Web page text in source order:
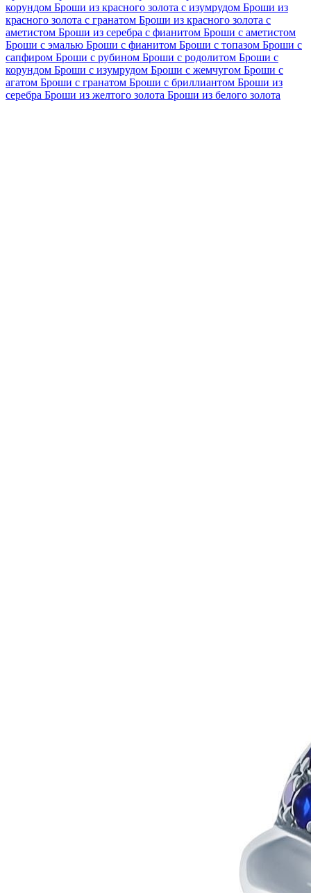
корундом Броши из красного золота с изумрудом Броши из
красного золота с гранатом Броши из красного золота с
аметистом Броши из серебра с фианитом Броши с аметистом
Броши с эмалью Броши с фианитом Броши с топазом Броши с
сапфиром Броши с рубином Броши с родолитом Броши с
корундом Броши с изумрудом Броши с жемчугом Броши с
агатом Броши с гранатом Броши с бриллиантом Броши из
серебра Броши из желтого золота Броши из белого золота